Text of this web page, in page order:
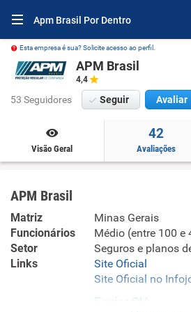
Apm Brasil Por Dentro
Esta empresa é sua? Solicite acesso ao perfil.
APM Brasil
4,4
53 Seguidores Seguir Avaliar
Visão Geral
42
Avaliações
APM Brasil
Matriz
Minas Gerais
Funcionários
Médio (entre 100
Setor
Seguros e planos
Links
Site Oficial
Site Oficial no
Enviar CV